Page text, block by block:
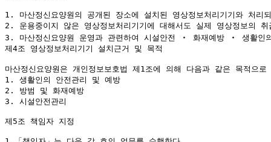
1. 마산정신요양원의 공개된 장소에 설치된 영상정보처리기기와 처
2. 운용중이지 않은 영상정보처리기기에 대해서도 실제 영상정보의
3. 마산정신요양원 운영과 관련하여 시설안전 ‧ 화재예방 ‧ 생활
제4조 영상정보처리기기 설치근거 및 목적
마산정신요양원은 개인정보보호법 제1조에 의해 다음과 같은 목적으
1. 생활인의 안전관리 및 예방
2. 방범 및 화재예방
3. 시설안전관리
제5조 책임자 지정